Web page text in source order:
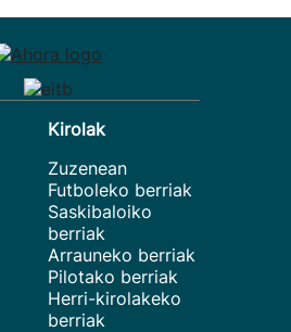
Kirolak
Zuzenean
Futboleko berriak
Saskibaloiko
berriak
Arrauneko berriak
Pilotako berriak
Herri-kirolakeko
berriak